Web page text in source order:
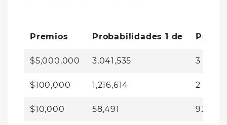
Premios Probabilidades 1 de
$5,000,000 3,041,535 3
$100,000 1,216,614 2
$10,000 58,491 93